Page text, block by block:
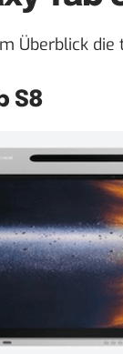
Überblick
S8